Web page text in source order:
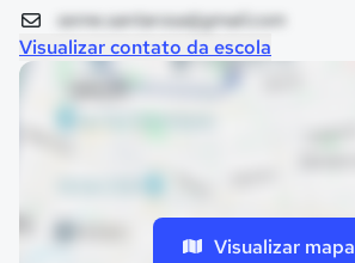
seme.santarosa@gmail.com
Visualizar contato da escola
Visualizar mapa